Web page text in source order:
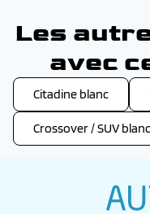
Les
avec
Citadine blanc
Crossover / SUV blanc